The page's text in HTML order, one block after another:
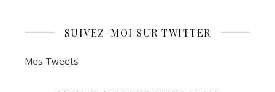
SUIVEZ-MOI SUR TWITTER
Mes Tweets